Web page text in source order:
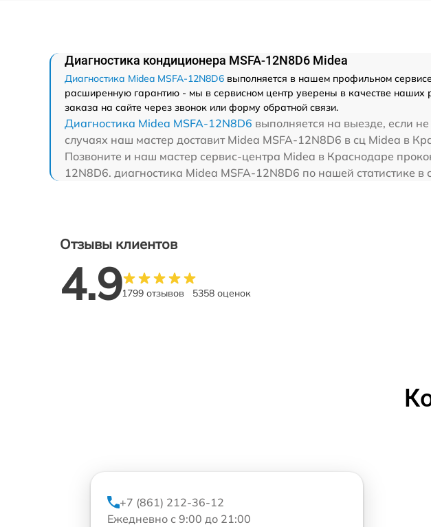
Диагностика кондиционера MSFA-12N8D6 Midea
Диагностика Midea MSFA-12N8D6 выполняется в нашем профильном
расширенную гарантию - мы в сервисном центр уверены в качестве наших
заказа на сайте через звонок или форму обратной связи.
Диагностика Midea MSFA-12N8D6 выполняется на выезде, если
случаях наш мастер доставит Midea MSFA-12N8D6 в сц Midea в
Позвоните и наш мастер сервис-центра Midea в Краснодаре
12N8D6. диагностика Midea MSFA-12N8D6 по нашей статистике
Отзывы клиентов
4.91799 отзывов 5358 оценок
+7 (861) 212-36-12
Ежедневно с 9:00 до 21:00